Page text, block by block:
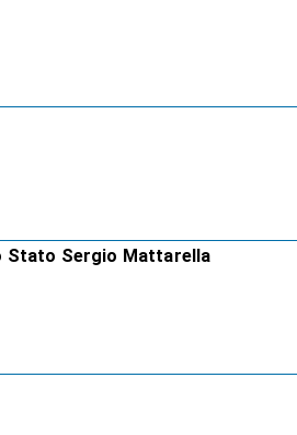
Stato Sergio Mattarella